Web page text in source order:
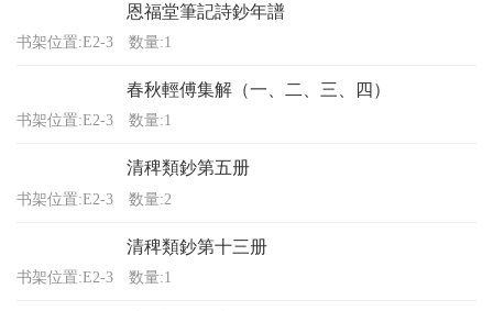
恩福堂筆記詩鈔年譜
书架位置:E2-3 数量:1
春秋輕傅集解（一、二、三、四）
书架位置:E2-3 数量:1
清稗類鈔第五册
书架位置:E2-3 数量:2
清稗類鈔第十三册
书架位置:E2-3 数量:1